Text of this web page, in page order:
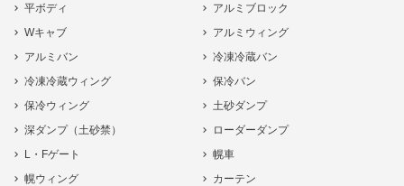
平ボディ
アルミブロック
Wキャブ
アルミウィング
アルミバン
冷凍冷蔵バン
冷凍冷蔵ウィング
保冷バン
保冷ウィング
土砂ダンプ
深ダンプ（土砂禁）
ローダーダンプ
L・Fゲート
幌車
幌ウィング
カーテン